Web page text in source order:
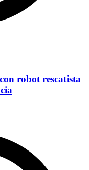
robot rescatista